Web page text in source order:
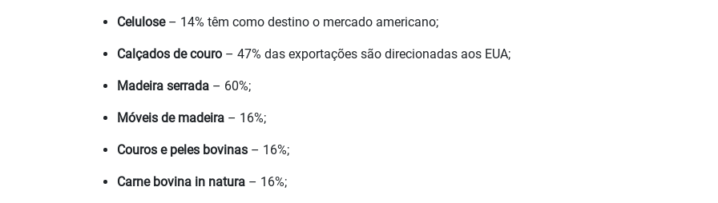
Celulose– 14% têm como destino o mercado americano;
Calçados de couro – 47% das exportações são direcionadas aos EUA;
Madeira serrada – 60%;
Móveis de madeira – 16%;
Couros e peles bovinas – 16%;
Carne bovina in natura – 16%;